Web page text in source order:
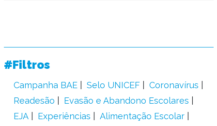
#Filtros
Campanha BAE Selo UNICEF
Coronavírus
Readesão
Evasão e Abandono Escolares
EJA
Experiências
Alimentação Escolar